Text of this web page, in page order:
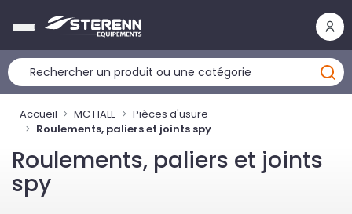
Accueil MC HALE
Pièces d'usure
Roulements, paliers et joints spy
Roulements, paliers et joints
spy